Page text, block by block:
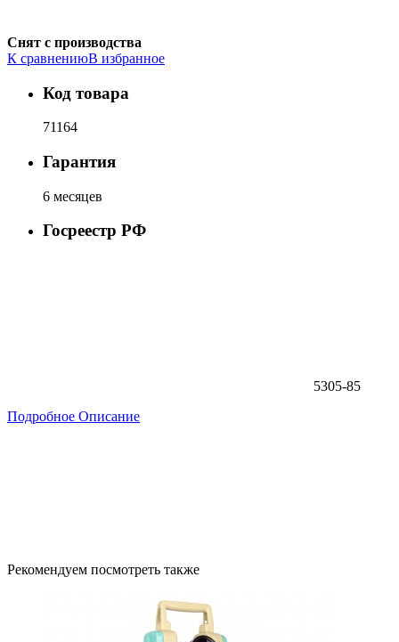
Снят с производства
К сравнениюВ избранное
Код товара
71164
Гарантия
6 месяцев
Госреестр РФ
5305-85
Подробное Описание
Рекомендуем посмотреть также